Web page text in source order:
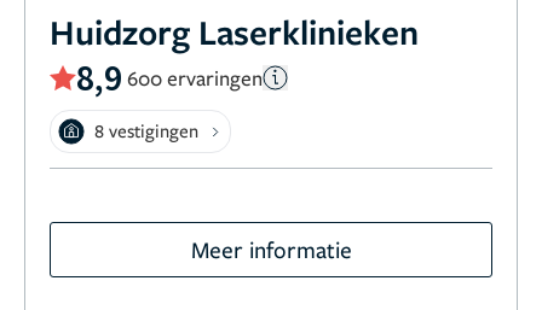
Huidzorg Laserklinieken
8,9 600 ervaringen
8 vestigingen
Meer informatie